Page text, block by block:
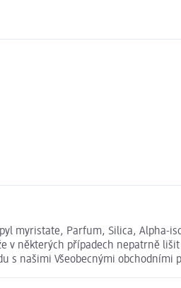
myristate, Parfum, Silica,
v některých případech nepatrně
s našimi Všeobecnými obchodními